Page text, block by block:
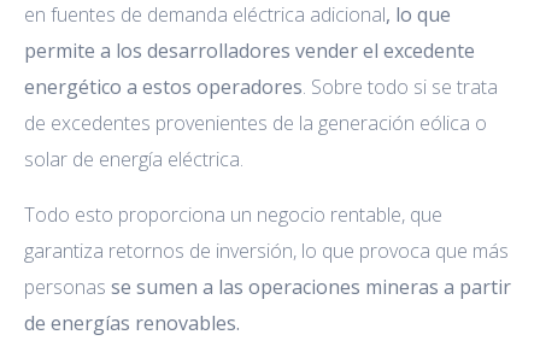
en fuentes de demanda eléctrica adicional, lo que
permite a los desarrolladores vender el excedente
energético a estos operadores. Sobre todo si se trata
de excedentes provenientes de la generación eólica o
solar de energía eléctrica.
Todo esto proporciona un negocio rentable, que
garantiza retornos de inversión, lo que provoca que más
personas se sumen a las operaciones mineras a partir
de energías renovables.